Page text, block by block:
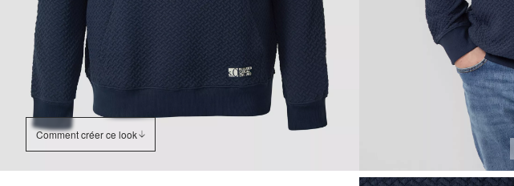
Comment créer ce look